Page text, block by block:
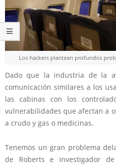
Los hackers plantean profundos
Dado que la industria de la
comunicación similares a los
las cabinas con los
vulnerabilidades que afectan a
a crudo y gas o medicinas.
Tenemos un gran problema
de Roberts e investigador